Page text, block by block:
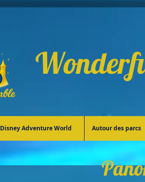
Disney Adventure World Autour des parcs